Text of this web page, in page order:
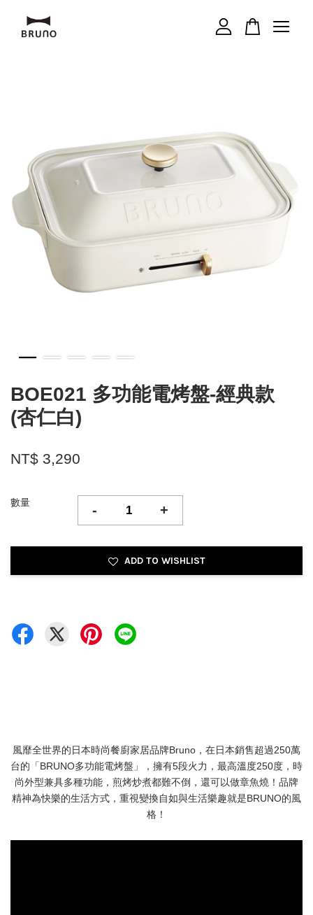
BOE021 多功能電烤盤-經典款
(杏仁白)
NT$ 3,290
數量 - +
ADD TO WISHLIST
風靡全世界的日本時尚餐廚家居品牌Bruno，在日本銷售超過250萬
台的「BRUNO多功能電烤盤」，擁有5段火力，最高溫度250度，時
尚外型兼具多種功能，煎烤炒煮都難不倒，還可以做章魚燒！品牌
精神為快樂的生活方式，重視變換自如與生活樂趣就是BRUNO的風
格！